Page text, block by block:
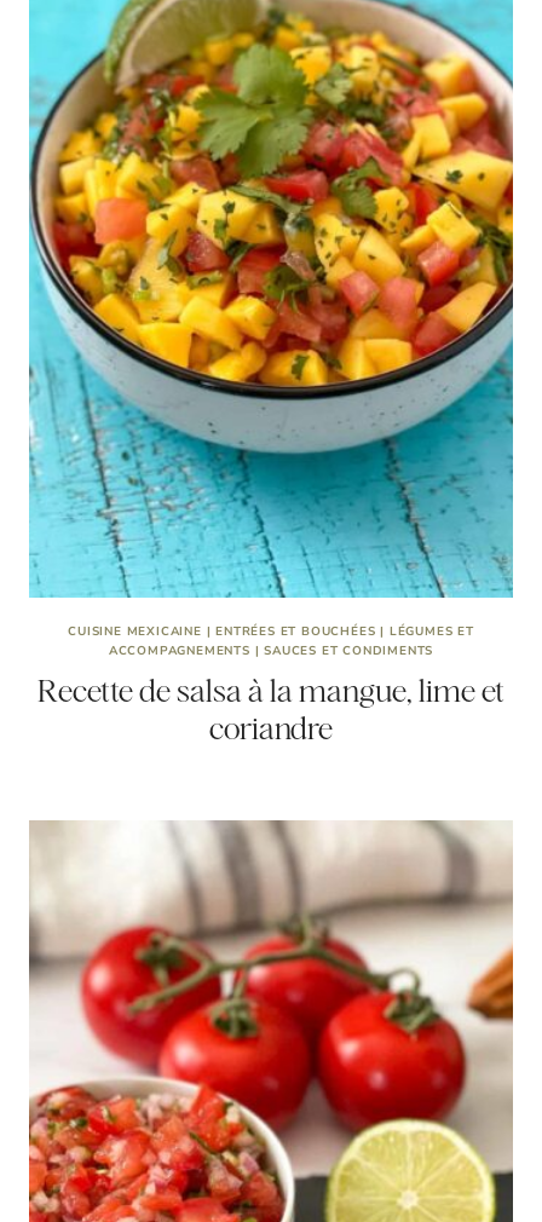
CUISINE MEXICAINE |ENTRÉES ET BOUCHÉES | LÉGUMES ET
ACCOMPAGNEMENTS |SAUCES ET CONDIMENTS
Recette de salsa à la mangue, lime et
coriandre